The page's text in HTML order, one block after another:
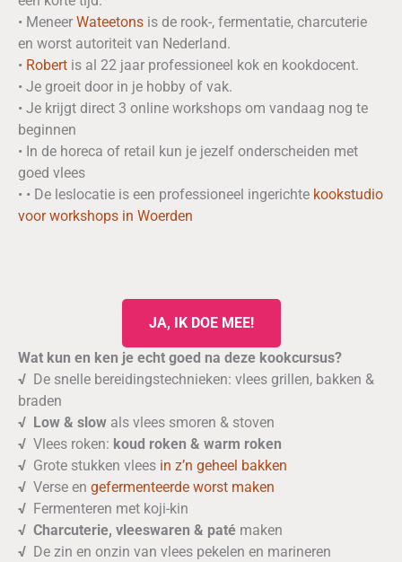
• Meneer Wateetons is de rook-, fermentatie, charcuterie
en worst autoriteit van Nederland.
• Robert is al 22 jaar professioneel kok en kookdocent.
• Je groeit door in je hobby of vak.
• Je krijgt direct 3 online workshops om vandaag nog te
beginnen
• In de horeca of retail kun je jezelf onderscheiden met
goed vlees
• • De leslocatie is een professioneel ingerichte kookstudio
voor workshops in Woerden
JA, IK DOE MEE!
Wat kun en ken je echt goed na deze kookcursus?
√ De snelle bereidingstechnieken: vlees grillen, bakken &
braden
√ Low & slow als vlees smoren & stoven
√ Vlees roken: koud roken & warm roken
√ Grote stukken vlees in z’n geheel bakken
√ Verse en gefermenteerde worst maken
√ Fermenteren met koji-kin
√ Charcuterie, vleeswaren & paté maken
√ De zin en onzin van vlees pekelen en marineren